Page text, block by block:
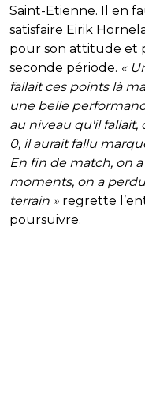
Saint-Etienne. Il en
satisfaire Eirik
pour son attitude et
seconde période. «
fallait ces points là
une belle
au niveau qu'il
0, il aurait fallu
En fin de match, on
moments, on a
terrain » regrette
poursuivre.